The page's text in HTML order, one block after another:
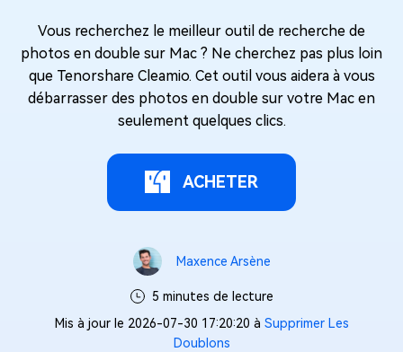
Vous recherchez le meilleur outil de recherche de
photos en double sur Mac ? Ne cherchez pas plus loin
que Tenorshare Cleamio. Cet outil vous aidera à vous
débarrasser des photos en double sur votre Mac en
seulement quelques clics.
ACHETER
Maxence Arsène
5 minutes de lecture
Mis à jour le 2026-07-30 17:20:20 à Supprimer Les
Doublons